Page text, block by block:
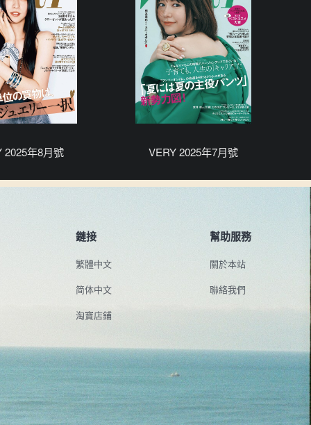
2025年8月號 VERY 2025年7月號
鏈接
繁體中文
简体中文
淘寶店鋪
幫助服務
關於本站
聯絡我們